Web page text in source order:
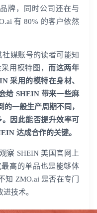
牌，同时公司还在与
有 80% 的客户依然
媒账号的读者可能知
用模特图， 而这两年
采用的模特在身材、
给 SHEIN 带来一些麻
一般生产周期不同，
因此能否提升效率可
达成合作的关键。
察 SHEIN 美国官网上
高的单品也是能够体
ZMO.ai 是否在专门
技术。